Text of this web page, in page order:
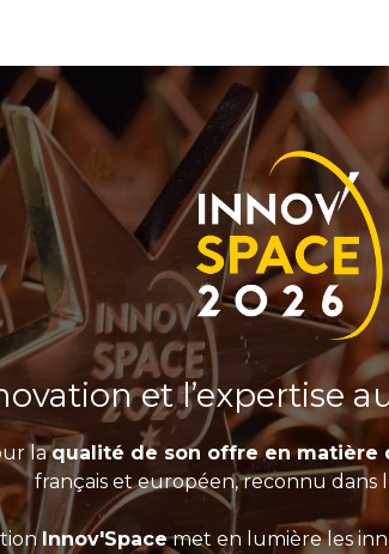
et l’expertise
laqualité de son offre en matière
français et européen, reconnu dans
Innov'Spacemet en lumière les